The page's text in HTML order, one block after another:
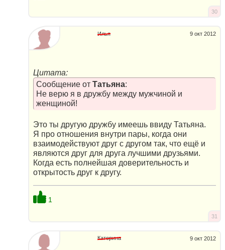
30
9 окт 2012
Илья
Цитата:
Сообщение от Татьяна:
Не верю я в дружбу между мужчиной и
женщиной!
Это ты другую дружбу имеешь ввиду Татьяна.
Я про отношения внутри пары, когда они
взаимодействуют друг с другом так, что ещё и
являются друг для друга лучшими друзьями.
Когда есть полнейшая доверительность и
открытость друг к другу.
1
31
9 окт 2012
Катерина